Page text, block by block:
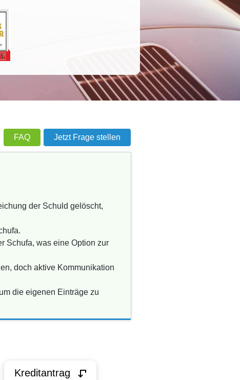
FAQ Jetzt Frage stellen
der Schuld gelöscht,
Schufa, was eine Option zur
doch aktive Kommunikation
die eigenen Einträge zu
Kreditantrag